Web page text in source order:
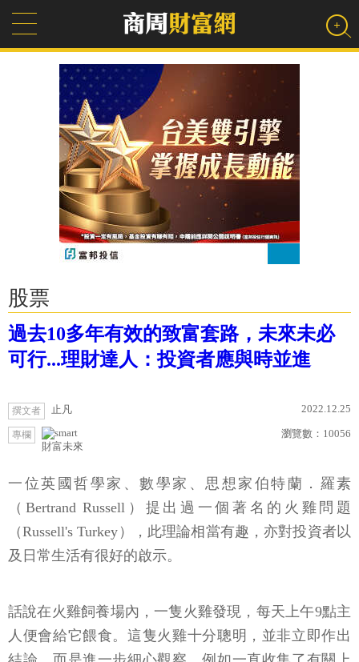
股票
過去10多年有效的致富套路，未來未必
可行...理財達人：投資者應與時並進
撰文者 止凡 2022.12.25
專欄
財富未來
瀏覽數： 10056
一位英國哲學家、數學家、思想家伯特蘭．羅素
（Bertrand Russell）提出過一個著名的火雞問題
（Russell's Turkey），此理論相當有趣，亦對投資者以
及日常生活有很好的啟示。
話說在火雞飼養場內，一隻火雞發現，每天上午9點主
人便會給它餵食。這隻火雞十分聰明，並非立即作出